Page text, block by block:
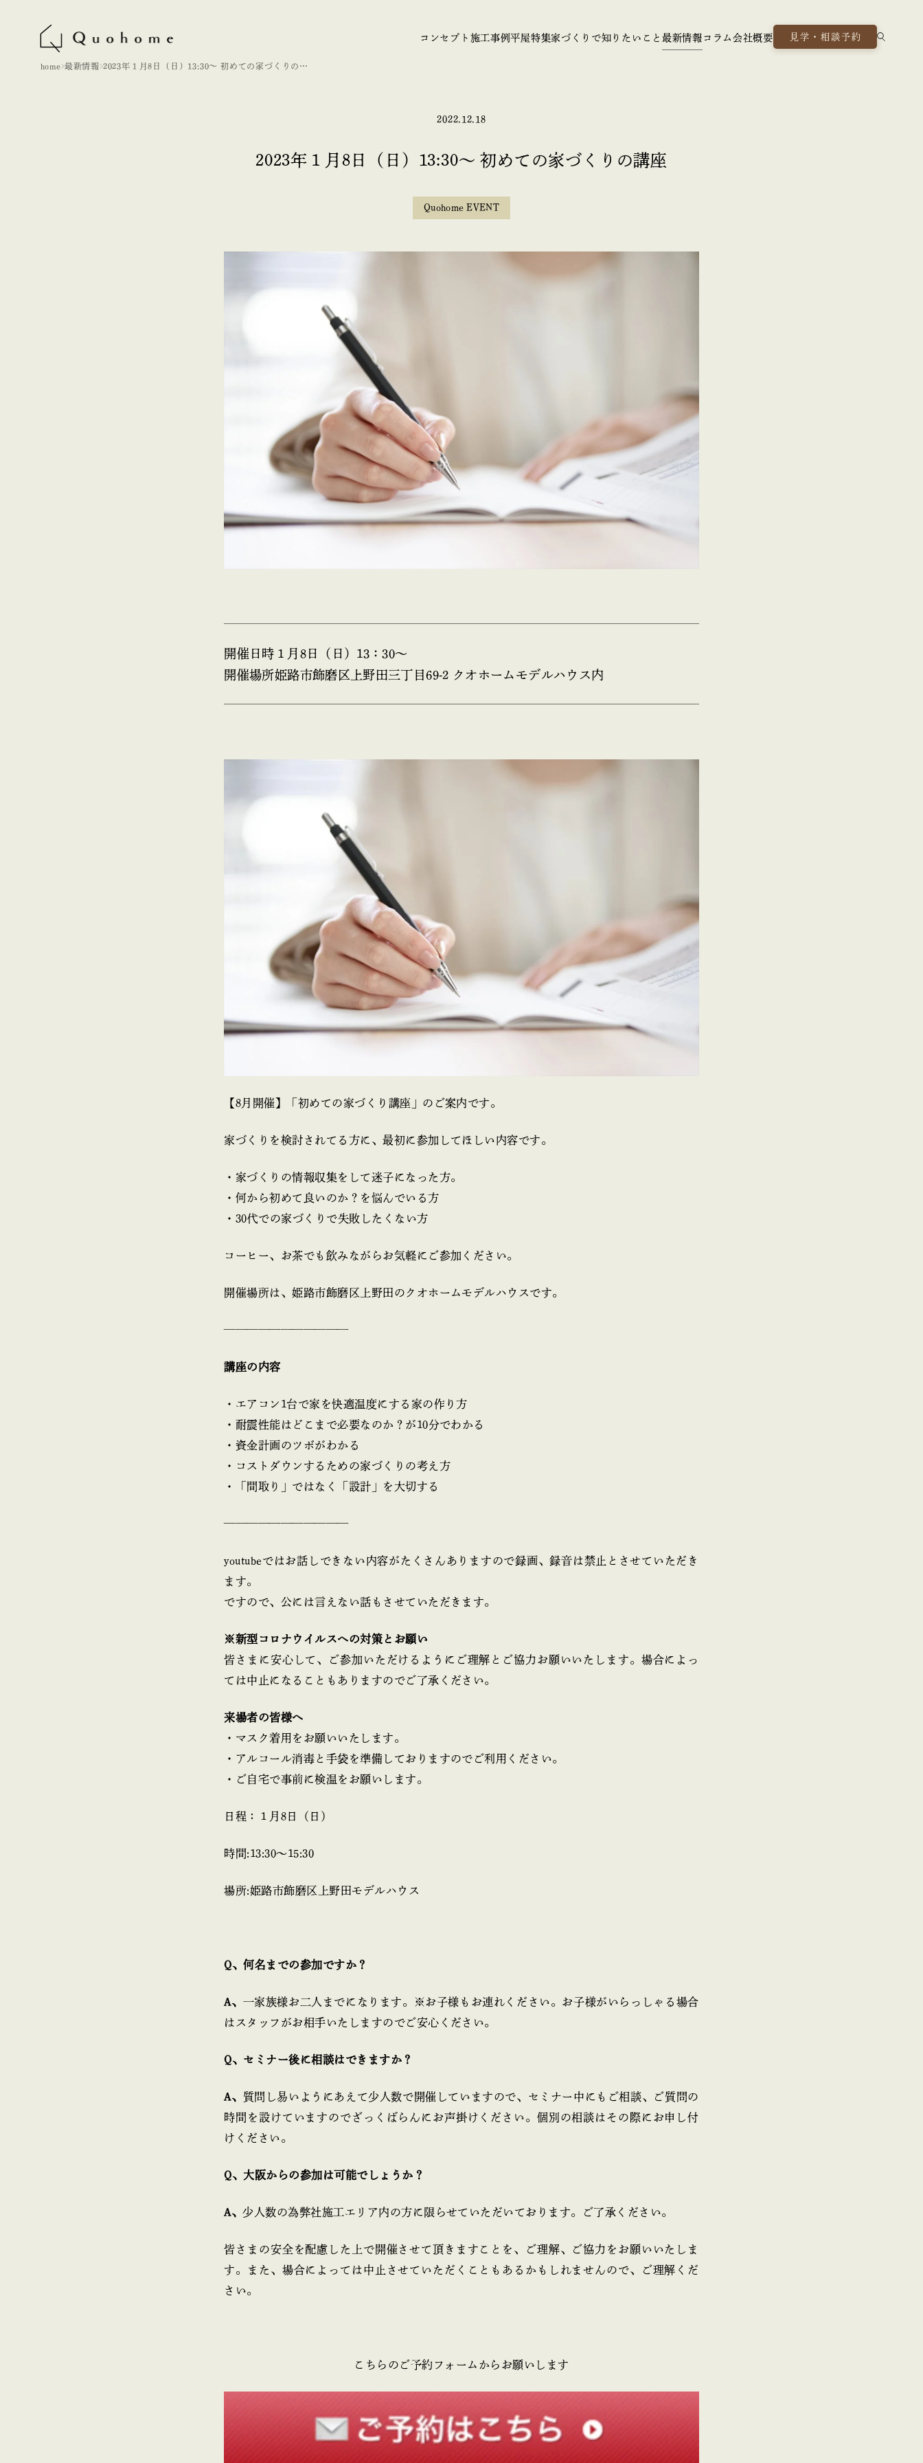
コンセプト 施工事例平屋特集家づくりで知りたいこと最新情報 コラム 会社概要 見学・相談予約
home 最新情報 2023年１月8日（日）13:30〜 初めての家づくりの講
2022.12.18
2023年１月8日（日）13:30〜 初めての家づくりの講座
Quohome EVENT
開催日時 １月8日（日）13：30〜
開催場所姫路市飾磨区上野田三丁目69-2 クオホームモデルハウス内
【8月開催】「初めての家づくり講座」のご案内です。
家づくりを検討されてる方に、最初に参加してほしい内容です。
・家づくりの情報収集をして迷子になった方。
・何から初めて良いのか？を悩んでいる方
・30代での家づくりで失敗したくない方
コーヒー、お茶でも飲みながらお気軽にご参加ください。
開催場所は、姫路市飾磨区上野田のクオホームモデルハウスです。
———————————
講座の内容
・エアコン1台で家を快適温度にする家の作り方
・耐震性能はどこまで必要なのか？が10分でわかる
・資金計画のツボがわかる
・コストダウンするための家づくりの考え方
・「間取り」ではなく「設計」を大切する
———————————
youtubeではお話しできない内容がたくさんありますので録画、録音は禁止とさせていただき
ます。
ですので、公には言えない話もさせていただきます。
※新型コロナウイルスへの対策とお願い
皆さまに安心して、ご参加いただけるようにご理解とご協力お願いいたします。場合によっ
ては中止になることもありますのでご了承ください。
来場者の皆様へ
・マスク着用をお願いいたします。
・アルコール消毒と手袋を準備しておりますのでご利用ください。
・ご自宅で事前に検温をお願いします。
日程：１月8日（日）
時間:13:30〜15:30
場所:姫路市飾磨区上野田モデルハウス
Q、何名までの参加ですか？
A、 一家族様お二人までになります。※お子様もお連れください。お子様がいらっしゃる場合
はスタッフがお相手いたしますのでご安心ください。
Q、セミナー後に相談はできますか？
A、 質問し易いようにあえて少人数で開催していますので、セミナー中にもご相談、ご質問の
時間を設けていますのでざっくばらんにお声掛けください。個別の相談はその際にお申し付
けください。
Q、大阪からの参加は可能でしょうか？
A、少人数の為弊社施工エリア内の方に限らせていただいております。ご了承ください。
皆さまの安全を配慮した上で開催させて頂きますことを、ご理解、ご協力をお願いいたしま
す。また、場合によっては中止させていただくこともあるかもしれませんので、ご理解くだ
さい。
こちらのご予約フォームからお願いします